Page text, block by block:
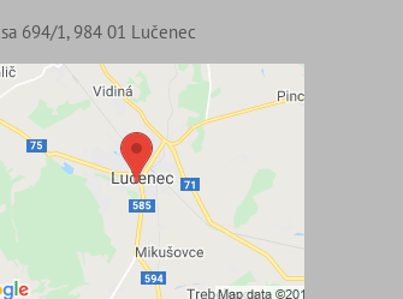
694/1, 984 01 Lučenec